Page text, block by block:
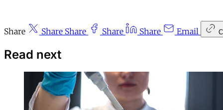
Share Share Share Share Share Email
Read next